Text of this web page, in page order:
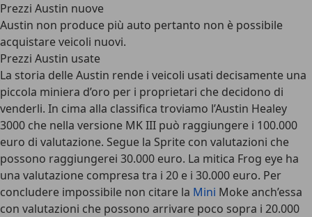
Prezzi Austin nuove
Austin non produce più auto pertanto non è possibile
acquistare veicoli nuovi.
Prezzi Austin usate
La storia delle Austin rende i veicoli usati decisamente una
piccola miniera d’oro per i proprietari che decidono di
venderli. In cima alla classifica troviamo l’Austin Healey
3000 che nella versione MK III può raggiungere i 100.000
euro di valutazione. Segue la Sprite con valutazioni che
possono raggiungerei 30.000 euro. La mitica Frog eye ha
una valutazione compresa tra i 20 e i 30.000 euro. Per
concludere impossibile non citare la Mini Moke anch’essa
con valutazioni che possono arrivare poco sopra i 20.000